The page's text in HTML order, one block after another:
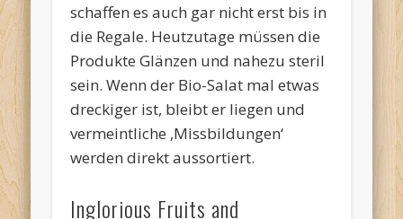
schaffen es auch gar nicht erst bis in
die Regale. Heutzutage müssen die
Produkte Glänzen und nahezu steril
sein. Wenn der Bio-Salat mal etwas
dreckiger ist, bleibt er liegen und
vermeintliche ‚Missbildungen‘
werden direkt aussortiert.
Inglorious Fruits and